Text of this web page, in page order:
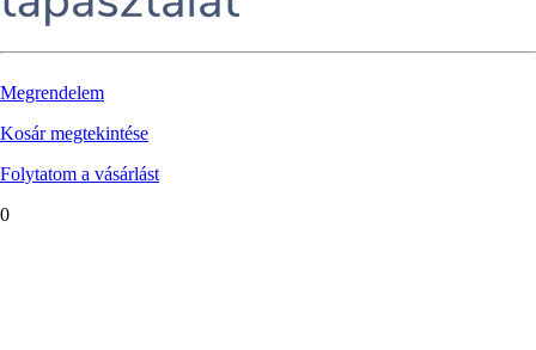
Megrendelem
Kosár megtekintése
Folytatom a vásárlást
0